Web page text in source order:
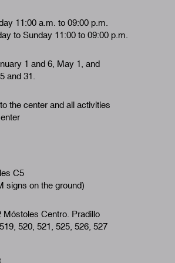
11:00 a.m. to 09:00 p.m.
to Sunday 11:00 to 09:00 p.m.
1 and 6, May 1, and
and 31.
the center and all activities
C5
signs on the ground)
Móstoles Centro. Pradillo
520, 521, 525, 526, 527